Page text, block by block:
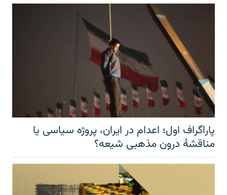
پاراگراف اول؛ اعدام در ایران، پروژه سیاسی یا
مناقشهٔ درون مذهبی شیعه؟